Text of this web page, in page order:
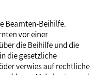
Beamten-Beihilfe.
vor einer
die Beihilfe und die
die gesetzliche
verwies auf rechtliche